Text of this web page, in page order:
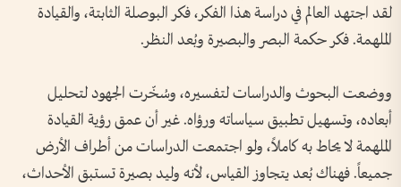
لقد اجتهد العالم في دراسة هذا الفكر، فكر البوصلة الثابتة، والقيادة
الملهمة. فكر حكمة البصر والبصيرة وبُعد النظر.
ووضعت البحوث والدراسات لتفسيره، وسُخّرت الجهود لتحليل
أبعاده، وتسهيل تطبيق سياساته ورؤاه. غير أن عمق رؤية القيادة
الملهمة لا يحاط به كاملاً، ولو اجتمعت الدراسات من أطراف الأرض
جميعاً. فهناك بُعد يتجاوز القياس، لأنه وليد بصيرة تستبق الأحداث،